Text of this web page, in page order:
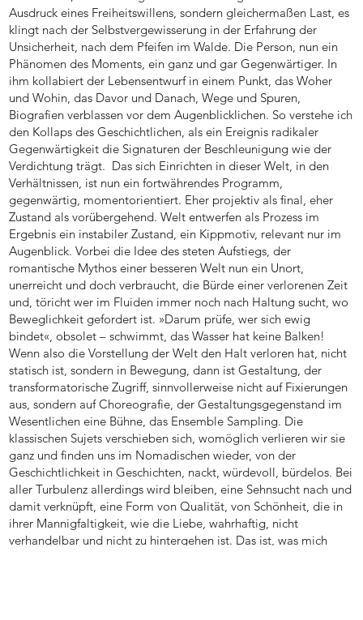
Ausdruck eines Freiheitswillens, sondern gleichermaßen Last, es
klingt nach der Selbstvergewisserung in der Erfahrung der
Unsicherheit, nach dem Pfeifen im Walde. Die Person, nun ein
Phänomen des Moments, ein ganz und gar Gegenwärtiger. In
ihm kollabiert der Lebensentwurf in einem Punkt, das Woher
und Wohin, das Davor und Danach, Wege und Spuren,
Biografien verblassen vor dem Augenblicklichen. So verstehe ich
den Kollaps des Geschichtlichen, als ein Ereignis radikaler
Gegenwärtigkeit die Signaturen der Beschleunigung wie der
Verdichtung trägt. Das sich Einrichten in dieser Welt, in den
Verhältnissen, ist nun ein fortwährendes Programm,
gegenwärtig, momentorientiert. Eher projektiv als final, eher
Zustand als vorübergehend. Welt entwerfen als Prozess im
Ergebnis ein instabiler Zustand, ein Kippmotiv, relevant nur im
Augenblick. Vorbei die Idee des steten Aufstiegs, der
romantische Mythos einer besseren Welt nun ein Unort,
unerreicht und doch verbraucht, die Bürde einer verlorenen Zeit
und, töricht wer im Fluiden immer noch nach Haltung sucht, wo
Beweglichkeit gefordert ist. »Darum prüfe, wer sich ewig
bindet«, obsolet – schwimmt, das Wasser hat keine Balken!
Wenn also die Vorstellung der Welt den Halt verloren hat, nicht
statisch ist, sondern in Bewegung, dann ist Gestaltung, der
transformatorische Zugriff, sinnvollerweise nicht auf Fixierungen
aus, sondern auf Choreografie, der Gestaltungsgegenstand im
Wesentlichen eine Bühne, das Ensemble Sampling. Die
klassischen Sujets verschieben sich, womöglich verlieren wir sie
ganz und finden uns im Nomadischen wieder, von der
Geschichtlichkeit in Geschichten, nackt, würdevoll, bürdelos. Bei
aller Turbulenz allerdings wird bleiben, eine Sehnsucht nach und
damit verknüpft, eine Form von Qualität, von Schönheit, die in
ihrer Mannigfaltigkeit, wie die Liebe, wahrhaftig, nicht
verhandelbar und nicht zu hintergehen ist. Das ist, was mich